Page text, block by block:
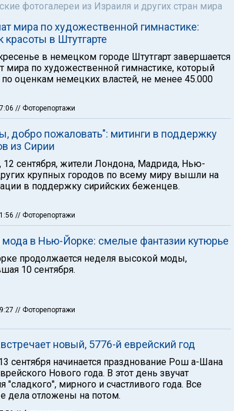
фотогалереи из Израиля и других стран мира
мира по художественной гимнастике:
красоты в Штутгарте
в немецком городе Штутгарт завершается
мира по художественной гимнастике, который
по оценкам немецких властей, не менее 45.000
// Фоторепортажи
добро пожаловать": митинги в поддержку
из Сирии
12 сентября, жители Лондона, Мадрида, Нью-
крупных городов по всему миру вышли на
в поддержку сирийских беженцев.
// Фоторепортажи
в Нью-Йорке: смелые фантазии кутюрье
продолжается неделя высокой моды,
10 сентября.
// Фоторепортажи
новый, 5776-й еврейский год
сентября начинается празднование Рош а-Шана
Нового года. В этот день звучат
"сладкого", мирного и счастливого года. Все
дела отложены на потом.